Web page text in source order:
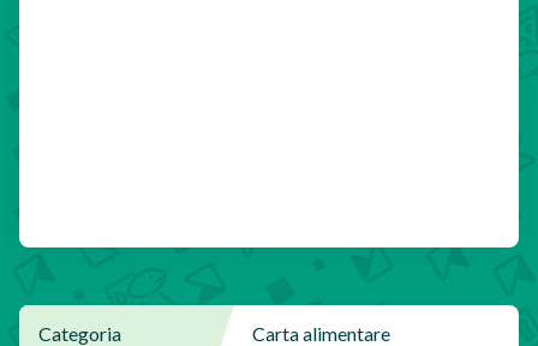
Categoria Carta alimentare